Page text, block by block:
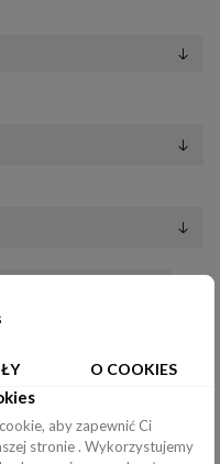
O COOKIES
aby zapewnić Ci
stronie . Wykorzystujemy